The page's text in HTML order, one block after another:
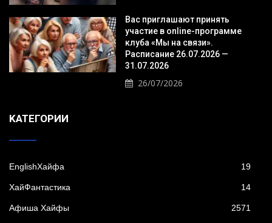
Вас приглашают принять
участие в online-программе
клуба «Мы на связи».
Расписание 26.07.2026 —
31.07.2026
26/07/2026
KАТЕГОРИИ
EnglishХайфа 19
XайФантастика 14
Афиша Хайфы 2571